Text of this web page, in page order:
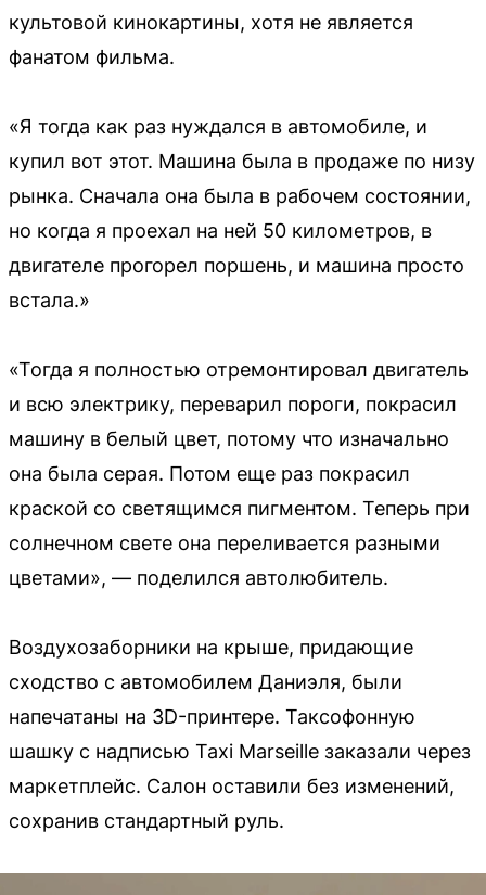
культовой кинокартины, хотя не является
фанатом фильма.
«Я тогда как раз нуждался в автомобиле, и
купил вот этот. Машина была в продаже по низу
рынка. Сначала она была в рабочем состоянии,
но когда я проехал на ней 50 километров, в
двигателе прогорел поршень, и машина просто
встала.»
«Тогда я полностью отремонтировал двигатель
и всю электрику, переварил пороги, покрасил
машину в белый цвет, потому что изначально
она была серая. Потом еще раз покрасил
краской со светящимся пигментом. Теперь при
солнечном свете она переливается разными
цветами», — поделился автолюбитель.
Воздухозаборники на крыше, придающие
сходство с автомобилем Даниэля, были
напечатаны на 3D-принтере. Таксофонную
шашку с надписью Taxi Marseille заказали через
маркетплейс. Салон оставили без изменений,
сохранив стандартный руль.